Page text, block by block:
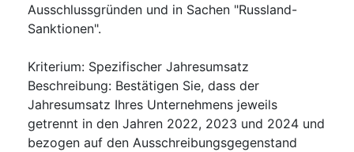
Ausschlussgründen und in Sachen "Russland-
Sanktionen".
Kriterium: Spezifischer Jahresumsatz
Beschreibung: Bestätigen Sie, dass der
Jahresumsatz Ihres Unternehmens jeweils
getrennt in den Jahren 2022, 2023 und 2024 und
bezogen auf den Ausschreibungsgegenstand